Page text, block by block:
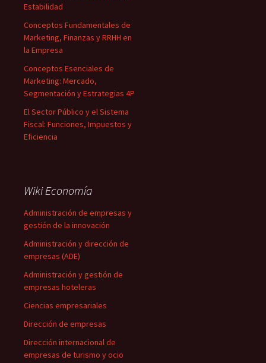
Estabilidad
Conceptos Fundamentales de
Marketing, Finanzas y RRHH en
la Empresa
Conceptos Esenciales de
Marketing: Mercado,
Segmentación y Estrategias 4P
El Sector Público y el Sistema
Fiscal: Funciones, Impuestos y
Eficiencia
Wiki Economía
Administración de empresas y
gestión de la innovación
Administración y dirección de
empresas (ADE)
Administración y gestión de
empresas hoteleras
Ciencias empresariales
Dirección de empresas
Dirección internacional de
empresas de turismo y ocio